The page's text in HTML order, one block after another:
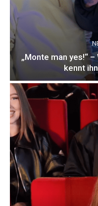
„Monte man yes!“
kennt